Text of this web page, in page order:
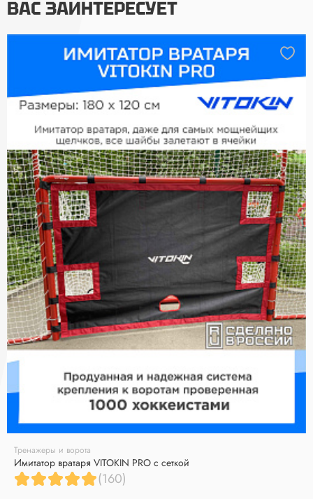
ВАС ЗАИНТЕРЕСУЕТ
Тренажеры и ворота
Имитатор вратаря VITOKIN PRO с сеткой
(160)